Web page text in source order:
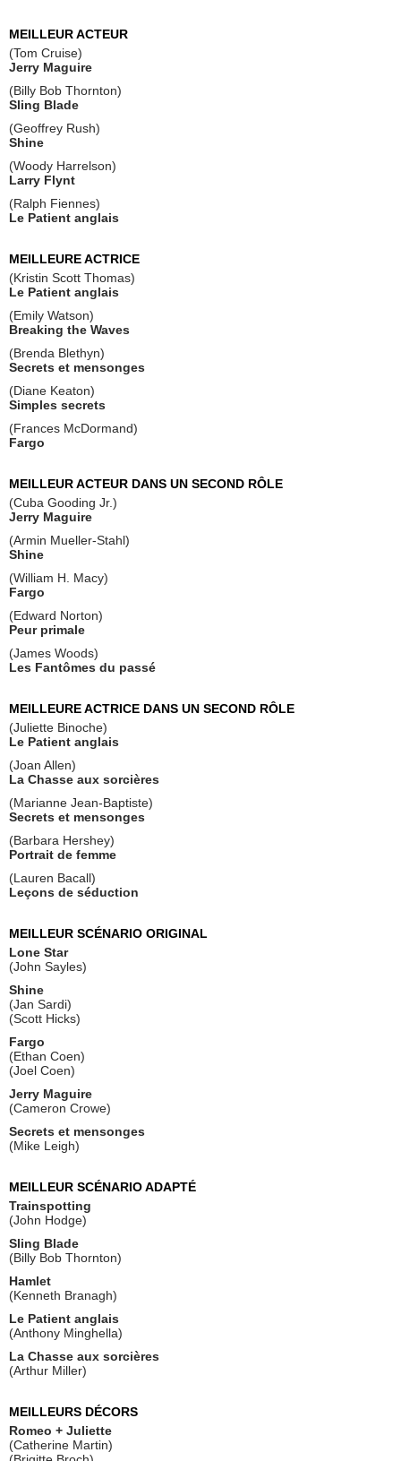
MEILLEUR ACTEUR
(Tom Cruise)
Jerry Maguire
(Billy Bob Thornton)
Sling Blade
(Geoffrey Rush)
Shine
(Woody Harrelson)
Larry Flynt
(Ralph Fiennes)
Le Patient anglais
MEILLEURE ACTRICE
(Kristin Scott Thomas)
Le Patient anglais
(Emily Watson)
Breaking the Waves
(Brenda Blethyn)
Secrets et mensonges
(Diane Keaton)
Simples secrets
(Frances McDormand)
Fargo
MEILLEUR ACTEUR DANS UN SECOND RÔLE
(Cuba Gooding Jr.)
Jerry Maguire
(Armin Mueller-Stahl)
Shine
(William H. Macy)
Fargo
(Edward Norton)
Peur primale
(James Woods)
Les Fantômes du passé
MEILLEURE ACTRICE DANS UN SECOND RÔLE
(Juliette Binoche)
Le Patient anglais
(Joan Allen)
La Chasse aux sorcières
(Marianne Jean-Baptiste)
Secrets et mensonges
(Barbara Hershey)
Portrait de femme
(Lauren Bacall)
Leçons de séduction
MEILLEUR SCÉNARIO ORIGINAL
Lone Star
(John Sayles)
Shine
(Jan Sardi)
(Scott Hicks)
Fargo
(Ethan Coen)
(Joel Coen)
Jerry Maguire
(Cameron Crowe)
Secrets et mensonges
(Mike Leigh)
MEILLEUR SCÉNARIO ADAPTÉ
Trainspotting
(John Hodge)
Sling Blade
(Billy Bob Thornton)
Hamlet
(Kenneth Branagh)
Le Patient anglais
(Anthony Minghella)
La Chasse aux sorcières
(Arthur Miller)
MEILLEURS DÉCORS
Romeo + Juliette
(Catherine Martin)